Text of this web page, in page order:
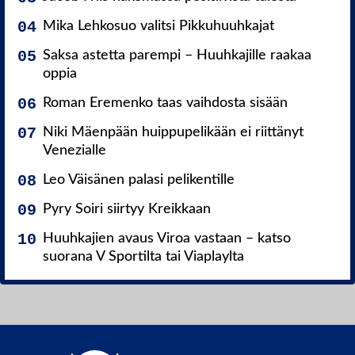
Mika Lehkosuo valitsi Pikkuhuuhkajat
Saksa astetta parempi – Huuhkajille raakaa
oppia
Roman Eremenko taas vaihdosta sisään
Niki Mäenpään huippupelikään ei riittänyt
Venezialle
Leo Väisänen palasi pelikentille
Pyry Soiri siirtyy Kreikkaan
Huuhkajien avaus Viroa vastaan – katso
suorana V Sportilta tai Viaplaylta